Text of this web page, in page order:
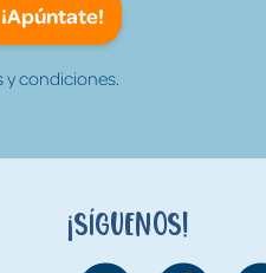
¡Apúntate!
y condiciones.
¡Síguenos!